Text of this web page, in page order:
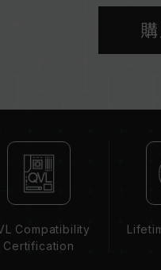
容量、周波数、ブ
ーを混在させない
す。
（Performance）
ードのBIOSバージ
に影響を与える可能
XMP 2.0（Intel）
作し、例えば
下）となります。
Compatibility
Certification